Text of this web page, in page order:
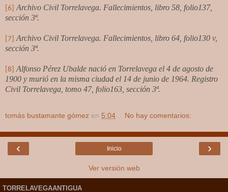
[6]
Archivo Civil Torrelavega. Fallecimientos, libro 58, folio137,
sección 3ª.
[7]
Archivo Civil Torrelavega. Fallecimientos, libro 64, folio130 v,
sección 3ª.
[8]
Alfonso Pérez Ubalde nació en Torrelavega el 4 de agosto de
1900 y murió en la misma ciudad el 14 de junio de 1964. Registro
Civil Torrelavega, tomo 47, folio163, sección 3ª.
tomás bustamante gómez en 5:04 No hay comentarios:
‹ ›
Inicio
Ver versión web
TORRELAVEGAANTIGUA